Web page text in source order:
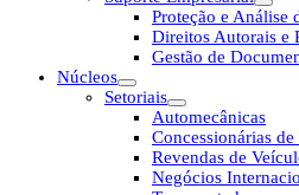
Proteção e Análise
Direitos Autorais e
Gestão de
Núcleos
Setoriais
Automecânicas
Concessionárias
Revendas de
Negócios